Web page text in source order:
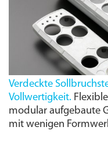
Verdeckte
Vollwertigkeit.
modular aufgebaute
mit wenigen